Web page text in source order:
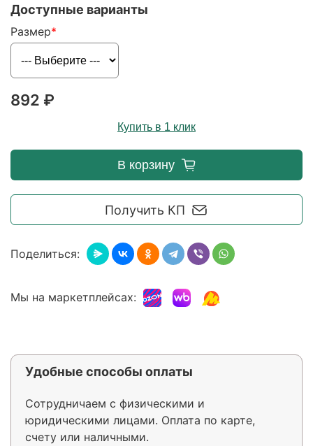
Доступные варианты
Размер
892 ₽
Купить в 1 клик
Получить КП
В корзину
Поделиться:
Мы на маркетплейсах:
Удобные способы оплаты
Сотрудничаем с физическими и
юридическими лицами. Оплата по карте,
счету или наличными.